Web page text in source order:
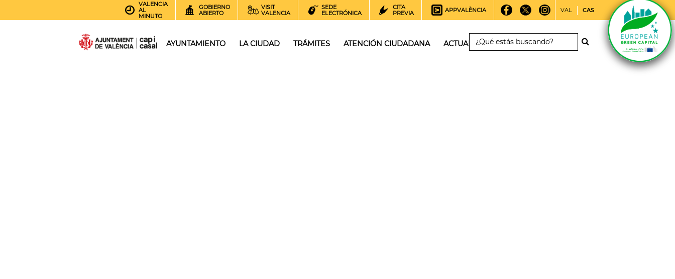
VALENCIA
AL
MINUTO
GOBIERNO
ABIERTO
VISIT
VALENCIA
SEDE
ELECTRÓNICA
CITA
PREVIA
APPVALÈNCIA VAL CAS
AYUNTAMIENTO LA CIUDAD TRÁMITES ATENCIÓN CIUDADANA ACTUALIDAD